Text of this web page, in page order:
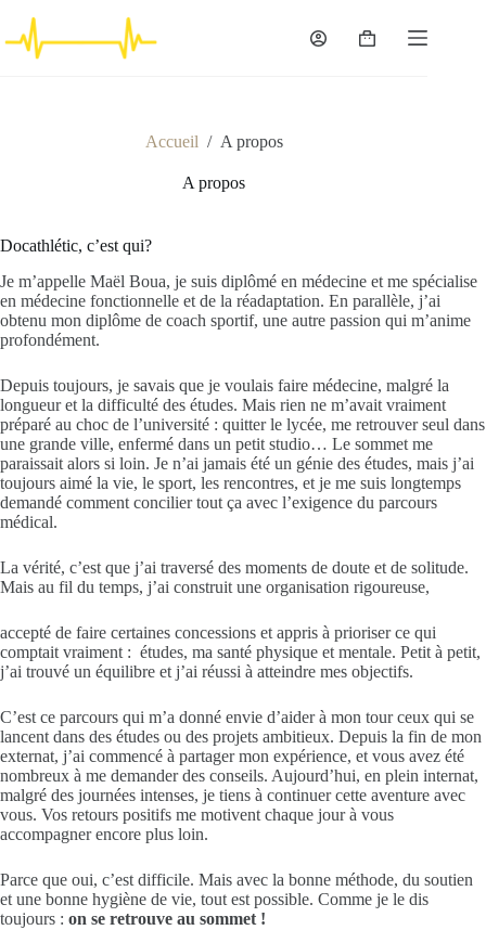
contenu
Panier
Accueil / A propos
A propos
Docathlétic, c’est qui?
Je m’appelle Maël Boua, je suis diplômé en médecine et me spécialise
en médecine fonctionnelle et de la réadaptation. En parallèle, j’ai
obtenu mon diplôme de coach sportif, une autre passion qui m’anime
profondément.
Depuis toujours, je savais que je voulais faire médecine, malgré la
longueur et la difficulté des études. Mais rien ne m’avait vraiment
préparé au choc de l’université : quitter le lycée, me retrouver seul dans
une grande ville, enfermé dans un petit studio… Le sommet me
paraissait alors si loin. Je n’ai jamais été un génie des études, mais j’ai
toujours aimé la vie, le sport, les rencontres, et je me suis longtemps
demandé comment concilier tout ça avec l’exigence du parcours
médical.
La vérité, c’est que j’ai traversé des moments de doute et de solitude.
Mais au fil du temps, j’ai construit une organisation rigoureuse,
accepté de faire certaines concessions et appris à prioriser ce qui
comptait vraiment : études, ma santé physique et mentale. Petit à petit,
j’ai trouvé un équilibre et j’ai réussi à atteindre mes objectifs.
C’est ce parcours qui m’a donné envie d’aider à mon tour ceux qui se
lancent dans des études ou des projets ambitieux. Depuis la fin de mon
externat, j’ai commencé à partager mon expérience, et vous avez été
nombreux à me demander des conseils. Aujourd’hui, en plein internat,
malgré des journées intenses, je tiens à continuer cette aventure avec
vous. Vos retours positifs me motivent chaque jour à vous
accompagner encore plus loin.
Parce que oui, c’est difficile. Mais avec la bonne méthode, du soutien
et une bonne hygiène de vie, tout est possible. Comme je le dis
toujours : on se retrouve au sommet !